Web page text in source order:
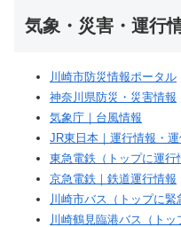
気象・災害・運行
川崎市防災情報ポータル
神奈川県防災・災害情報
気象庁｜台風情報
JR東日本｜運行情報・
東急電鉄（トップに運行
京急電鉄｜鉄道運行情報
川崎市バス（トップに緊
川崎鶴見臨港バス（トッ